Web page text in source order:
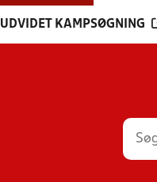
UDVIDET KAMPSØGNING